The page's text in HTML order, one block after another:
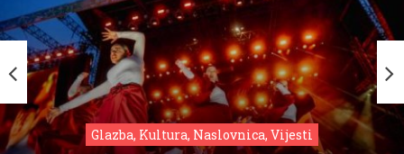
Glazba, Kultura, Naslovnica, Vijesti